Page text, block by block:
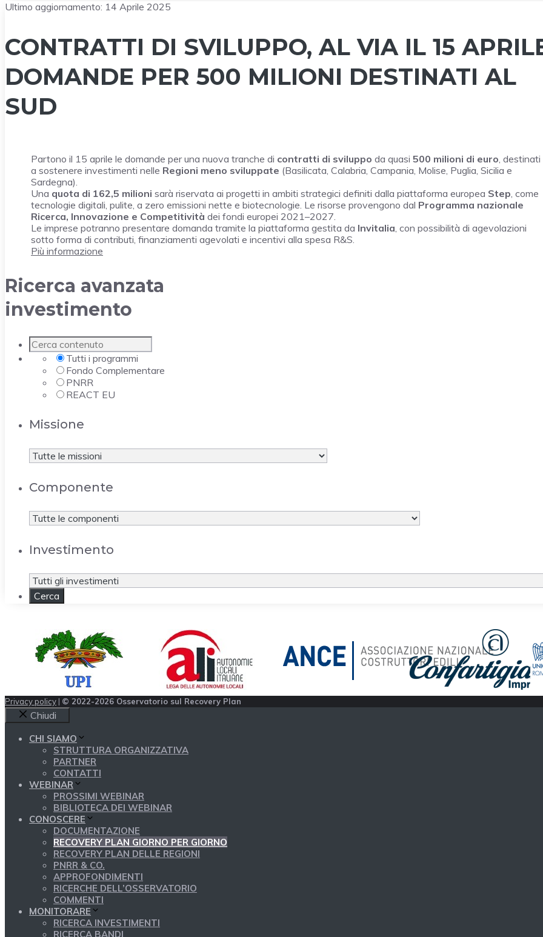
Ultimo aggiornamento: 14 Aprile 2025
CONTRATTI DI SVILUPPO, AL VIA IL 15
DOMANDE PER 500 MILIONI DESTINATI AL
SUD
Partono il 15 aprile le domande per una nuova tranche di contratti di sviluppo da quasi 500 milioni di euro, destinati
a sostenere investimenti nelle Regioni meno sviluppate (Basilicata, Calabria, Campania, Molise, Puglia, Sicilia e
Sardegna).
Una quota di 162,5 milioni sarà riservata ai progetti in ambiti strategici definiti dalla piattaforma europea Step, come
tecnologie digitali, pulite, a zero emissioni nette e biotecnologie. Le risorse provengono dal Programma nazionale
Ricerca, Innovazione e Competitività dei fondi europei 2021–2027.
Le imprese potranno presentare domanda tramite la piattaforma gestita da Invitalia, con possibilità di agevolazioni
sotto forma di contributi, finanziamenti agevolati e incentivi alla spesa R&S.
Più informazione
Ricerca avanzata
investimento
Tutti i programmi
Fondo Complementare
PNRR
REACT EU
Missione
Componente
Investimento
Privacy policy | © 2022-2026 Osservatorio sul Recovery Plan
Chiudi
CHI SIAMO
STRUTTURA ORGANIZZATIVA
PARTNER
CONTATTI
WEBINAR
PROSSIMI WEBINAR
BIBLIOTECA DEI WEBINAR
CONOSCERE
DOCUMENTAZIONE
RECOVERY PLAN GIORNO PER GIORNO
RECOVERY PLAN DELLE REGIONI
PNRR & CO.
APPROFONDIMENTI
RICERCHE DELL’OSSERVATORIO
COMMENTI
MONITORARE
RICERCA INVESTIMENTI
RICERCA BANDI